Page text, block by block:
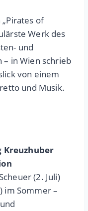
of
Werk des
und
– in Wien schrieb
von einem
und Musik.
Kreuzhuber
(2. Juli)
im Sommer –